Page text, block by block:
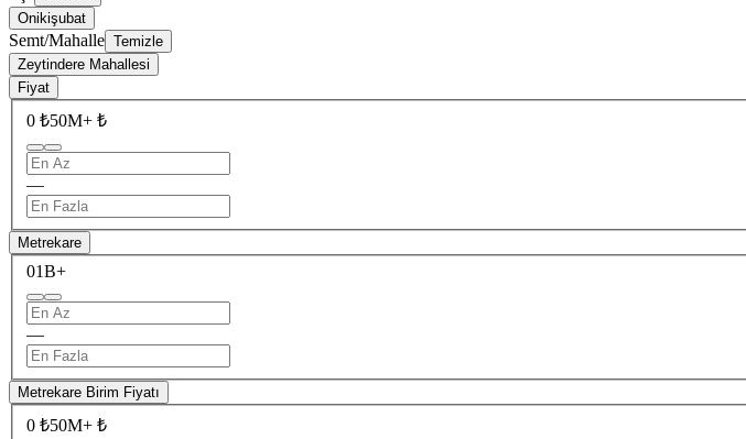
Onikişubat
Semt/Mahalle Temizle
Zeytindere Mahallesi
Fiyat
0 ₺50M+ ₺
—
Metrekare
01B+
—
Metrekare Birim Fiyatı
0 ₺50M+ ₺